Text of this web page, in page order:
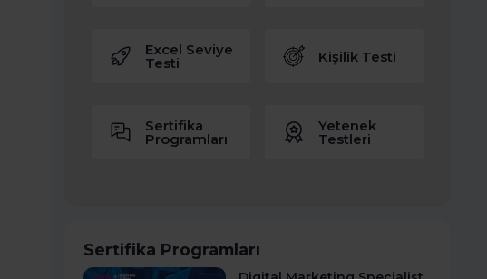
Excel Seviye
Testi Kişilik Testi
Sertifika
Programları
Yetenek
Testleri
Sertifika Programları